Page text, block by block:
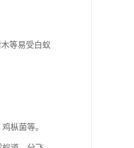
等易受白蚁
枞菌等。